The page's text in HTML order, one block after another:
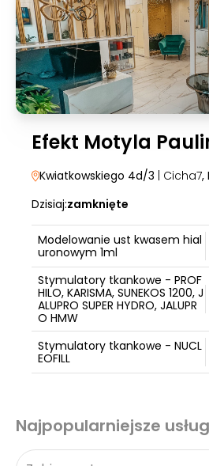
Efekt Motyla
Kwiatkowskiego 4d/3 | Cicha7,
Dzisiaj:zamknięte
Modelowanie ust kwasem hial
uronowym 1ml
Stymulatory tkankowe - PROF
HILO, KARISMA, SUNEKOS 1200, J
ALUPRO SUPER HYDRO, JALUPR
O HMW
Stymulatory tkankowe - NUCL
EOFILL
Najpopularniejsze